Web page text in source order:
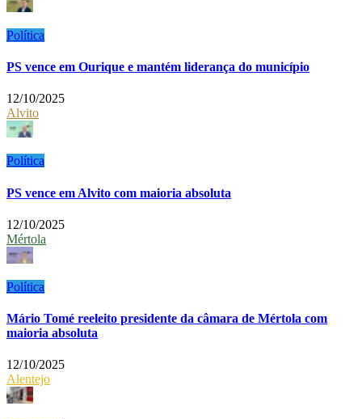
Política
PS vence em Ourique e mantém liderança do município
12/10/2025
Alvito
Política
PS vence em Alvito com maioria absoluta
12/10/2025
Mértola
Política
Mário Tomé reeleito presidente da câmara de Mértola com
maioria absoluta
12/10/2025
Alentejo